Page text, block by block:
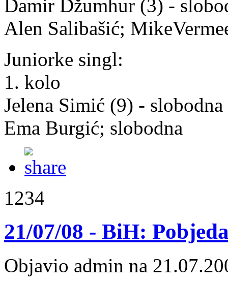
Damir Džumhur (3) -
Alen Salibašić;
Juniorke singl:
1. kolo
Jelena Simić (9) - slobodna
Ema Burgić; slobodna
1234
21/07/08 - BiH:
Objavio admin na